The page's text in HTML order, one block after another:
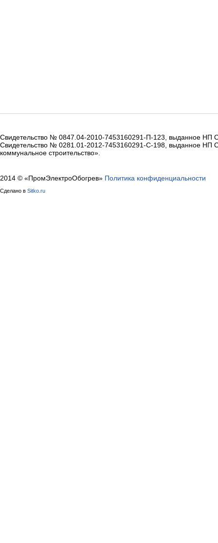
Свидетельство № 0847.04-2010-7453160291-П-123, выданное НП
Свидетельство № 0281.01-2012-7453160291-С-198, выданное НП
коммунальное строительство».
2014 © «ПромЭлектроОбогрев» Политика конфиденциальности
Сделано в Sitko.ru